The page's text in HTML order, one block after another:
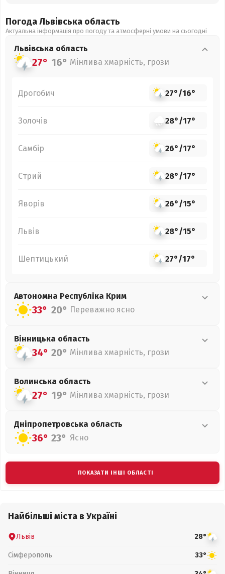
Погода Львівська область
Актуальна інформація про погоду та атмосферні умови на сьогодні
Львівська область
27° 16° Мінлива хмарність, грози
Дрогобич 27°/16°
Золочів 28°/17°
Самбір 26°/17°
Стрий 28°/17°
Яворів 26°/15°
Львів 28°/15°
Шептицький 27°/17°
Автономна Республіка Крим
33° 20° Переважно ясно
Вінницька область
34° 20° Мінлива хмарність, грози
Волинська область
27° 19° Мінлива хмарність, грози
Дніпропетровська область
36° 23° Ясно
ПОКАЗАТИ ІНШІ ОБЛАСТІ
Найбільші міста в Україні
Львів 28°
Сімферополь 33°